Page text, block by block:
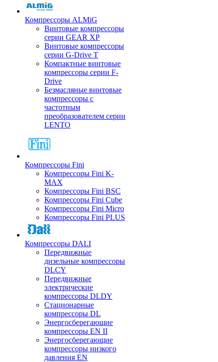
Компрессоры ALMiG
Винтовые компрессоры
серии GEAR XP
Винтовые компрессоры
серии G-Drive T
Компактные винтовые
компрессоры серии F-
Drive
Безмасляные винтовые
компрессоры с
частотным
преобразователем серии
LENTO
Компрессоры Fini
Компрессоры Fini K-
MAX
Компрессоры Fini BSC
Компрессоры Fini Cube
Компрессоры Fini Micro
Компрессоры Fini PLUS
Компрессоры DALI
Передвижные
дизельные компрессоры
DLCY
Передвижные
электрические
компрессоры DLDY
Стационарные
компрессоры DL
Энергосберегающие
компрессоры EN II
Энергосберегающие
компрессоры низкого
давления EN